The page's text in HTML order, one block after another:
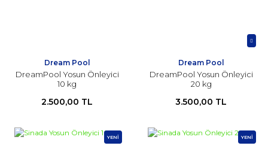
Dream Pool
DreamPool Yosun Önleyici
10 kg
2.500,00 TL
Dream Pool
DreamPool Yosun Önleyici
20 kg
3.500,00 TL
YENİ YENİ